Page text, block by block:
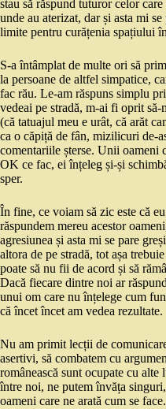
stau să răspund tuturor celor
unde au aterizat, dar și asta mi
limite pentru curățenia spațiului
S-a întâmplat de multe ori să
la persoane de altfel simpatice,
fac rău. Le-am răspuns simplu
vedeai pe stradă, m-ai fi oprit
(că tatuajul meu e urât, că arăt
ca o căpiță de fân, mizilicuri de-
comentariile șterse. Unii oameni
OK ce fac, ei înțeleg și-și
sper.
În fine, ce voiam să zic este că
răspundem mereu acestor
agresiunea și asta mi se pare
altora de pe stradă, tot așa
poate să nu fii de acord și să
Dacă fiecare dintre noi ar
unui om care nu înțelege cum
că încet încet am vedea rezultate.
Nu am primit lecții de
asertivi, să combatem cu
românească sunt ocupate cu
între noi, ne putem învăța
oameni care ne arată cum se face.